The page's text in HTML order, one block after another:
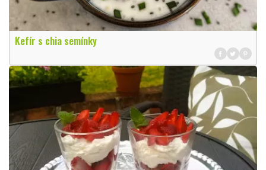
Kefír s chia semínky